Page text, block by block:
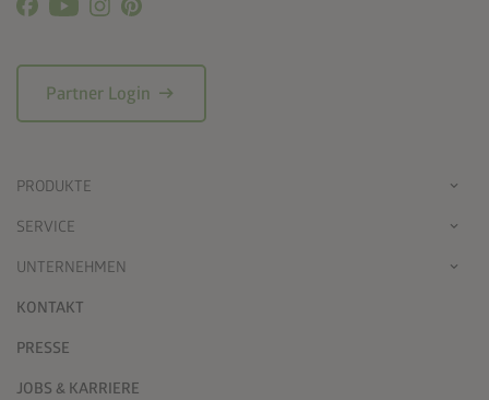
Partner Login arrow_right_alt
PRODUKTE
SERVICE
UNTERNEHMEN
KONTAKT
PRESSE
JOBS & KARRIERE